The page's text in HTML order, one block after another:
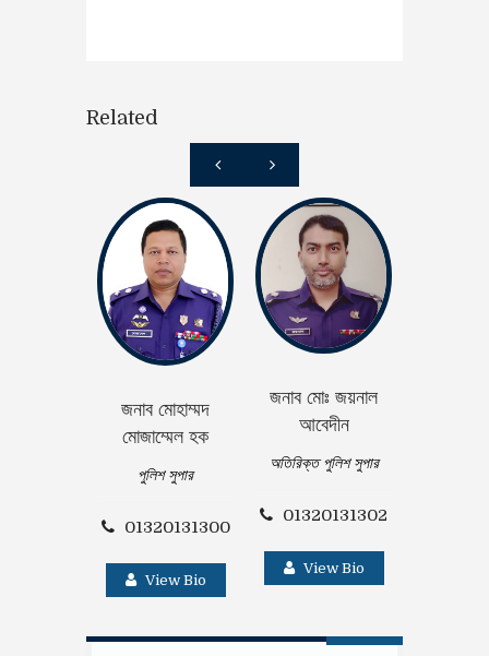
Related
জনাব মোহাম্মদ
মোজাম্মেল হক
পুলিশ সুপার
01320131300
View Bio
জনাব মোঃ জয়নাল
আবেদীন
অতিরিক্ত পুলিশ সুপার
01320131302
View Bio